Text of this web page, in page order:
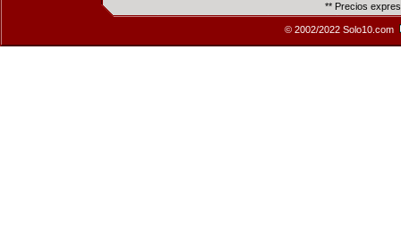
** Precios
© 2002/2022 Solo10.com